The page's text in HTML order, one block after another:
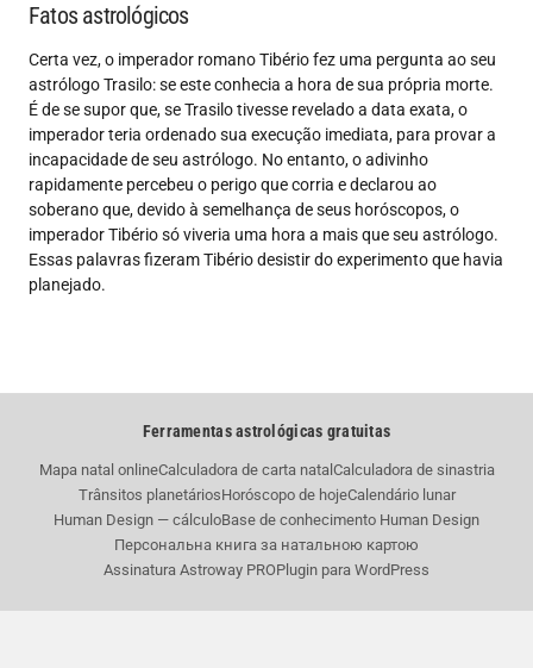
Fatos astrológicos
Certa vez, o imperador romano Tibério fez uma pergunta ao seu
astrólogo Trasilo: se este conhecia a hora de sua própria morte.
É de se supor que, se Trasilo tivesse revelado a data exata, o
imperador teria ordenado sua execução imediata, para provar a
incapacidade de seu astrólogo. No entanto, o adivinho
rapidamente percebeu o perigo que corria e declarou ao
soberano que, devido à semelhança de seus horóscopos, o
imperador Tibério só viveria uma hora a mais que seu astrólogo.
Essas palavras fizeram Tibério desistir do experimento que havia
planejado.
Ferramentas astrológicas gratuitas
Mapa natal onlineCalculadora de carta natal Calculadora de sinastria
Trânsitos planetáriosHoróscopo de hojeCalendário lunar
Human Design — cálculoBase de conhecimento Human Design
Персональна книга за натальною картою
Assinatura Astroway PROPlugin para WordPress